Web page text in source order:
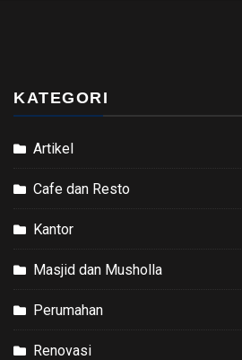
KATEGORI
Artikel
Cafe dan Resto
Kantor
Masjid dan Musholla
Perumahan
Renovasi